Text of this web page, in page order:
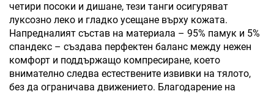
четири посоки и дишане, тези танги осигуряват
луксозно леко и гладко усещане върху кожата.
Напредналият състав на материала – 95% памук и 5%
спандекс – създава перфектен баланс между нежен
комфорт и поддържащо компресиране, което
внимателно следва естествените извивки на тялото,
без да ограничава движението. Благодарение на